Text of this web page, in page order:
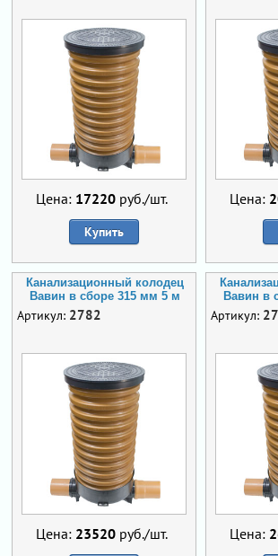
Цена: 17220 руб./шт.
Купить
Цена:
Канализационный колодец
Вавин в сборе 315 мм 5 м
Артикул: 2782
Цена: 23520 руб./шт.
Вавин в
Артикул:
Цена: